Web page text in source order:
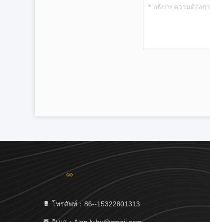
โทรศัพท์：86--15322801313